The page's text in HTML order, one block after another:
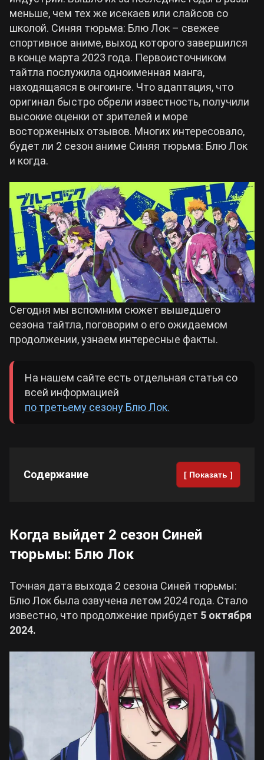
Crimson Desert
Zenless Zone Zero
Kingdom Come: Deliverance 2
Path of Exile 2
Wuthering Waves
Roblox
Hogwarts Legacy
Cyberpunk 2077
Все игры
Билды Arknights: Endfield
Билды Wuthering Waves
Билды Cyberpunk 2077
Билды Path of Exile 2
меньше, чем тех же исекаев или слайсов со
школой. Синяя тюрьма: Блю Лок – свежее
спортивное аниме, выход которого завершился
в конце марта 2023 года. Первоисточником
тайтла послужила одноименная манга,
находящаяся в онгоинге. Что адаптация, что
оригинал быстро обрели известность, получили
высокие оценки от зрителей и море
восторженных отзывов. Многих интересовало,
будет ли 2 сезон аниме Синяя тюрьма: Блю Лок
и когда.
Сегодня мы вспомним сюжет вышедшего
сезона тайтла, поговорим о его ожидаемом
продолжении, узнаем интересные факты.
На нашем сайте есть отдельная статья со
всей информацией
по третьему сезону Блю Лок.
Содержание [ Показать ]
Когда выйдет 2 сезон Синей
тюрьмы: Блю Лок
Точная дата выхода 2 сезона Синей тюрьмы:
Блю Лок была озвучена летом 2024 года. Стало
известно, что продолжение прибудет 5 октября
2024.